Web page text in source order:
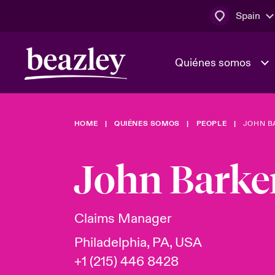
Spain
Quiénes somos
Quiénes somos
El Consejo
Trabaja con
Ver más novedades
En portada
Área de clientes
Clientes
HOME QUIÉNES SOMOS PEOPLE JOHN
John
Claims Manager
Philadelphia, PA, USA
+1 (215) 446 8428